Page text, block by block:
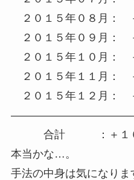
２０１５年０８月：
２０１５年０９月：
２０１５年１０月：
２０１５年１１月：
２０１５年１２月：
合計 ：＋１６
本当かな…。
手法の中身は気になりま